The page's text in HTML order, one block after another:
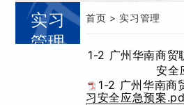
实习
管理
首页 > 实习管理
1-2 广州华南商贸
安全
1-2 广州华南商
习安全应急预案